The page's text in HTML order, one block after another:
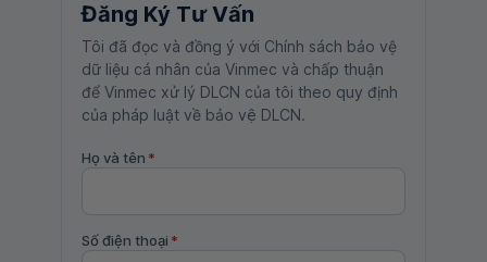
Đăng Ký Tư Vấn
Tôi đã đọc và đồng ý với Chính sách bảo vệ
dữ liệu cá nhân của Vinmec và chấp thuận
để Vinmec xử lý DLCN của tôi theo quy định
của pháp luật về bảo vệ DLCN.
Họ và tên *
Số điện thoại *